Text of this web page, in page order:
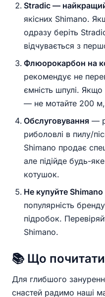
Stradic —
якісних Shimano.
одразу беріть
відчувається з
Флюорокарбон на
рекомендує не
ємність шпулі.
— не мотайте 200
Обслуговування —
риболовлі в пилу/
Shimano продає
але підійде будь-
котушок.
Не купуйте Shimano
популярність
підробок.
Shimano.
📚 Що почитати
Для глибшого
снастей радимо наші